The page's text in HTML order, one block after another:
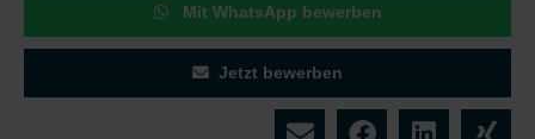
Mit WhatsApp bewerben
Jetzt bewerben